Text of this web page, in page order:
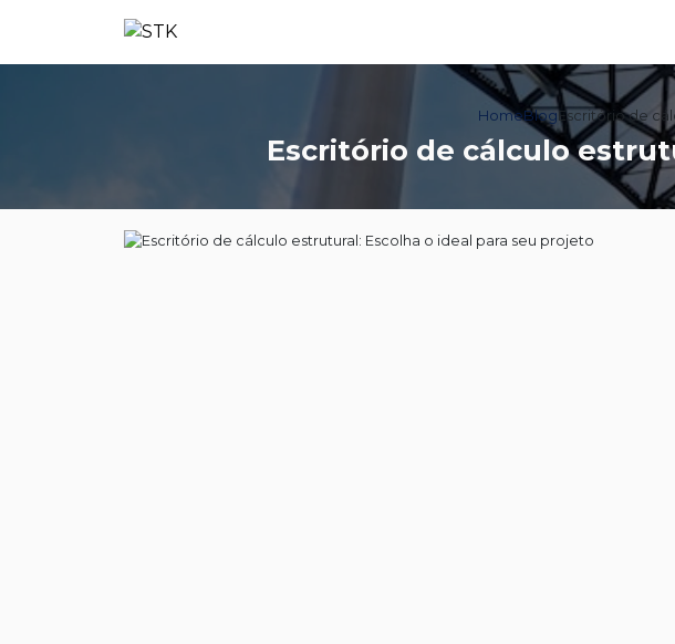
HomeBlog Escritório de
Escritório de cálculo